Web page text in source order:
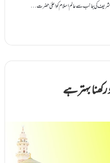
شریف کی جانب سے عالم اسلام کو اعلیٰ حضرت…
بہترہے